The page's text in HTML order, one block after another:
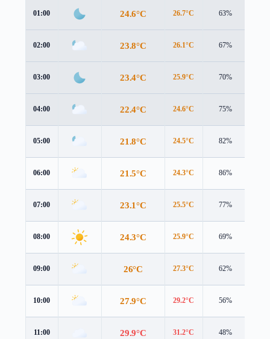
01:00 24.6°C 26.7°C 63%
02:00 23.8°C 26.1°C 67%
03:00 23.4°C 25.9°C 70%
04:00 22.4°C 24.6°C 75%
05:00 21.8°C 24.5°C 82%
06:00 21.5°C 24.3°C 86%
07:00 23.1°C 25.5°C 77%
08:00 24.3°C 25.9°C 69%
09:00 26°C 27.3°C 62%
10:00 27.9°C 29.2°C 56%
11:00 29.9°C 31.2°C 48%